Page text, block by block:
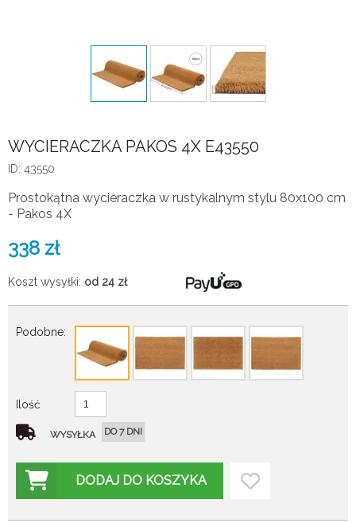
WYCIERACZKA PAKOS 4X E43550
ID: 43550
Prostokątna wycieraczka w rustykalnym stylu 80x100 cm
- Pakos 4X
338 zł
Koszt wysyłki: od 24 zł
Podobne:
Ilość
WYSYŁKA DO 7 DNI
DODAJ DO KOSZYKA